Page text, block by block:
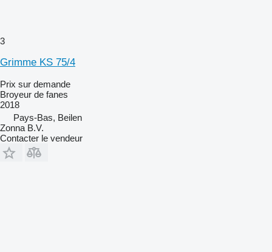
3
Grimme KS 75/4
Prix sur demande
Broyeur de fanes
2018
Pays-Bas, Beilen
Zonna B.V.
Contacter le vendeur